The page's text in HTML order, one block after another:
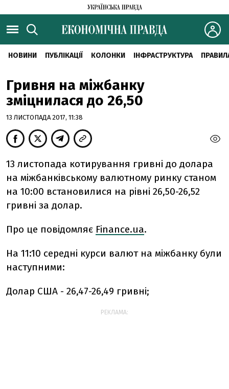
НОВИНИ ПУБЛІКАЦІЇ КОЛОНКИ ІНФРАСТРУКТУРА
Гривня на міжбанку
зміцнилася до 26,50
13 ЛИСТОПАДА 2017, 11:38
13 листопада котирування гривні до долара
на міжбанківському валютному ринку станом
на 10:00 встановилися на рівні 26,50-26,52
гривні за долар.
Про це повідомляє Finance.ua.
На 11:10 середні курси валют на міжбанку були
наступними:
Долар США - 26,47-26,49 гривні;
РЕКЛАМА: